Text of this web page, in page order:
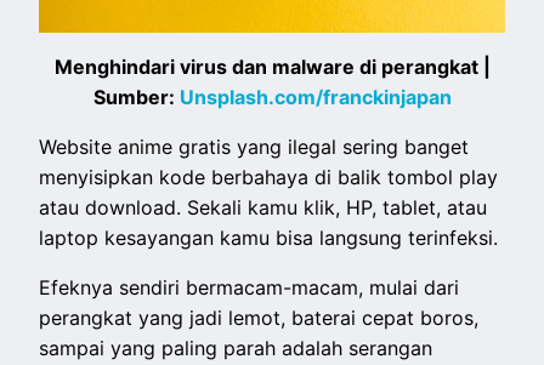
Menghindari virus dan malware di perangkat |
Sumber: Unsplash.com/franckinjapan
Website anime gratis yang ilegal sering banget
menyisipkan kode berbahaya di balik tombol play
atau download. Sekali kamu klik, HP, tablet, atau
laptop kesayangan kamu bisa langsung terinfeksi.
Efeknya sendiri bermacam-macam, mulai dari
perangkat yang jadi lemot, baterai cepat boros,
sampai yang paling parah adalah serangan